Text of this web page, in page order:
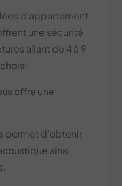
d’appartement
une sécurité
allant de 4 à 9
offre une
permet d’obtenir
ainsi